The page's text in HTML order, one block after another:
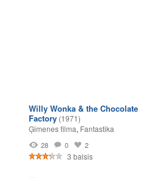
Willy Wonka & the Chocolate
Factory (1971)
Ģimenes filma, Fantastika
28 0 2
3 balsis